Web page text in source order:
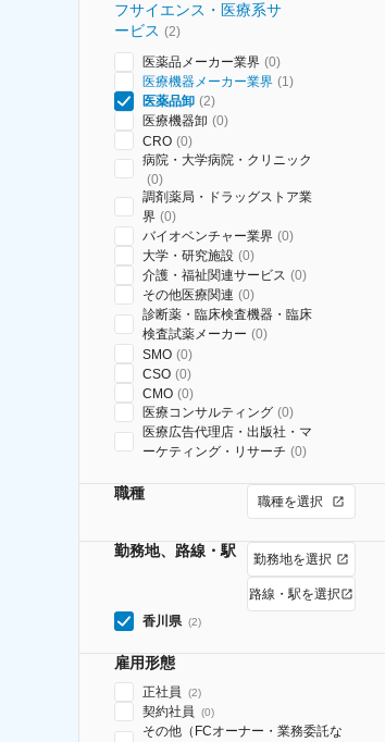
フサイエンス・医療系サ
ービス (2)
医薬品メーカー業界 (0)
医療機器メーカー業界 (1)
医薬品卸 (2)
医療機器卸 (0)
CRO (0)
病院・大学病院・クリニック
(0)
調剤薬局・ドラッグストア業
界 (0)
バイオベンチャー業界 (0)
大学・研究施設 (0)
介護・福祉関連サービス (0)
その他医療関連 (0)
診断薬・臨床検査機器・臨床
検査試薬メーカー (0)
SMO (0)
CSO (0)
CMO (0)
医療コンサルティング (0)
医療広告代理店・出版社・マ
ーケティング・リサーチ (0)
職種 職種を選択
勤務地、路線・駅 勤務地を選択
路線・駅を選択
香川県 (2)
雇用形態
正社員 (2)
契約社員 (0)
その他（FCオーナー・業務委託な